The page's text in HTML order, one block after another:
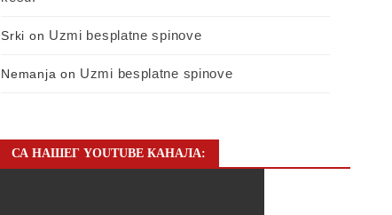
Srki on Uzmi besplatne spinove
Nemanja on Uzmi besplatne spinove
СА НАШЕГ YOUTUBE КАНАЛА: